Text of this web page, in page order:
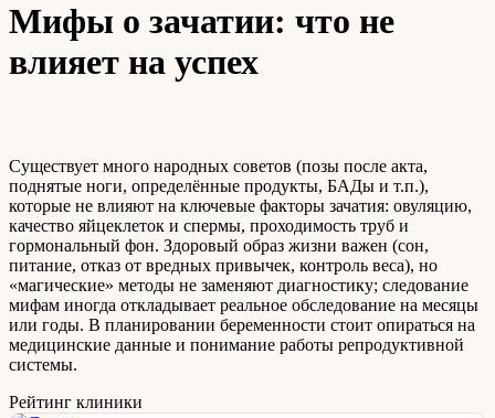
Мифы о зачатии: что не
влияет на успех
Существует много народных советов (позы после акта,
поднятые ноги, определённые продукты, БАДы и т.п.),
которые не влияют на ключевые факторы зачатия: овуляцию,
качество яйцеклеток и спермы, проходимость труб и
гормональный фон. Здоровый образ жизни важен (сон,
питание, отказ от вредных привычек, контроль веса), но
«магические» методы не заменяют диагностику; следование
мифам иногда откладывает реальное обследование на месяцы
или годы. В планировании беременности стоит опираться на
медицинские данные и понимание работы репродуктивной
системы.
Рейтинг клиники